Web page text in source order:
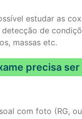
estudar as
de
massas etc.
precisa
com foto (RG,